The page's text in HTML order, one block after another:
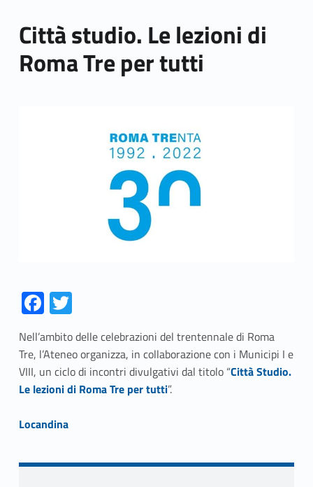
Città studio. Le lezioni di
Roma Tre per tutti
Fa
ce
b
o
o
k
T
w
itt
er
Nell’ambito delle celebrazioni del trentennale di Roma
Tre, l’Ateneo organizza, in collaborazione con i Municipi I e
VIII, un ciclo di incontri divulgativi dal titolo “Link identifier #identifier__179432-1
Città Studio.
Le lezioni di Roma Tre per tutti”.
Link identifier #identifier__177253-2Locandina